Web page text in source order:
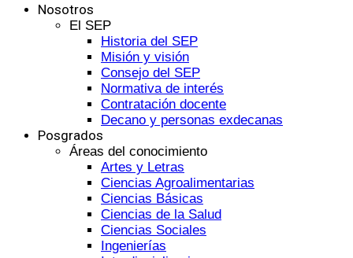
Nosotros
El SEP
Historia del SEP
Misión y visión
Consejo del SEP
Normativa de interés
Contratación docente
Decano y personas exdecanas
Posgrados
Áreas del conocimiento
Artes y Letras
Ciencias Agroalimentarias
Ciencias Básicas
Ciencias de la Salud
Ciencias Sociales
Ingenierías